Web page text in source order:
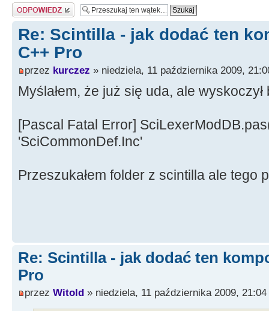
Odpowiedz
Re: Scintilla - jak dodać ten
C++ Pro
przez kurczez » niedziela, 11 października 2009,
Myślałem, że już się uda, ale
[Pascal Fatal Error]
'SciCommonDef.Inc'
Przeszukałem folder z scintilla ale tego
Re: Scintilla - jak dodać ten
Pro
przez Witold » niedziela, 11 października 2009, 21:04